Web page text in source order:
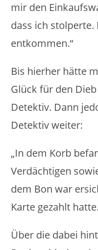
mir den
dass ich
entkommen.“
Bis hierher hätte
Glück für den
Detektiv. Dann
Detektiv weiter:
„In dem Korb
Verdächtigen
dem Bon war
Karte gezahlt
Über die dabei